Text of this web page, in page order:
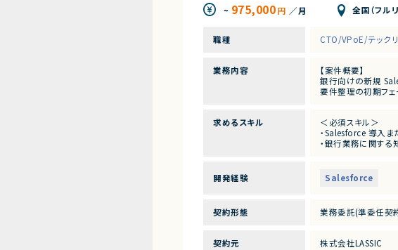
~ 975,000円 ／月 全国（フル
職種 CTO/VPoE/テック
業務内容
【案件概要】
銀行向けの新規
要件整理の初期フェ
【業務内容】
・銀行業務プロセス
・プロジェクト全体
求めるスキル
＜必須スキル＞
・Salesforce 導入ま
・銀行業務に関する
・顧客／関係者との
・業務分析、業務フ
・長期案件での参画
開発経験 Salesforce
契約形態 業務委託(準委任契
契約元 株式会社LASSIC